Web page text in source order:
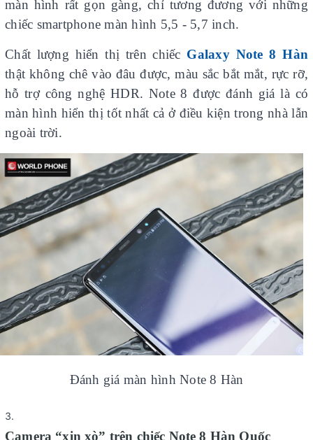
màn hình rất gọn gàng, chỉ tương đương với những
chiếc smartphone màn hình 5,5 - 5,7 inch.
Chất lượng hiển thị trên chiếc Galaxy Note 8 Hàn
thật không chê vào đâu được, màu sắc bắt mắt, rực rỡ,
hỗ trợ công nghệ HDR. Note 8 được đánh giá là có
màn hình hiển thị tốt nhất cả ở điều kiện trong nhà lẫn
ngoài trời.
Đánh giá màn hình Note 8 Hàn
Camera “xịn xò” trên chiếc Note 8 Hàn Quốc